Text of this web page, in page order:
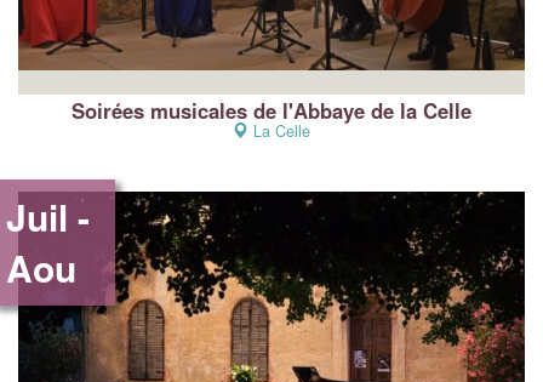
Soirées musicales de l'Abbaye de la Celle
La Celle
Juil -
Aou